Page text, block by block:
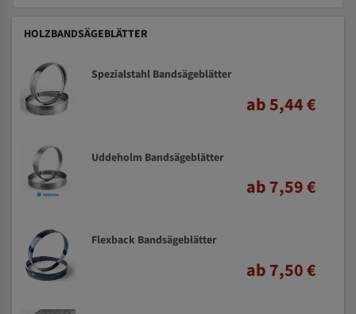
HOLZBANDSÄGEBLÄTTER
Spezialstahl Bandsägeblätter
ab 5,44 €
Uddeholm Bandsägeblätter
ab 7,59 €
Flexback Bandsägeblätter
ab 7,50 €